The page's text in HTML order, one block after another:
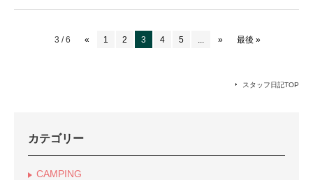
3 / 6 « 1 2 3 4 5 » 最後 »
スタッフ日記TOP
カテゴリー
CAMPING